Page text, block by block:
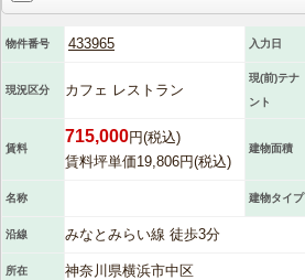
物件番号 433965 入力日
現況区分 カフェ レストラン
現(前)テナ
ント
賃料
715,000円(税込)
賃料坪単価19,806円(税込)
建物面積
名称 建物タイプ
沿線 みなとみらい線 徒歩3分
所在 神奈川県横浜市中区